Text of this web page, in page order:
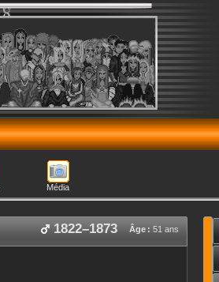
Média
Âge : 51 ans
1822–1873